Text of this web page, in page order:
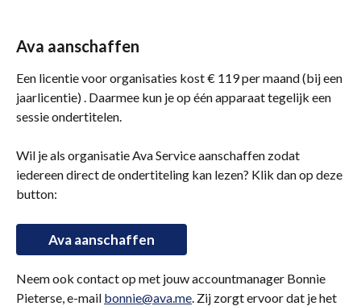
Ava aanschaffen
Een licentie voor organisaties kost € 119 per maand (bij een
jaarlicentie) . Daarmee kun je op één apparaat tegelijk een
sessie ondertitelen.
Wil je als organisatie Ava Service aanschaffen zodat
iedereen direct de ondertiteling kan lezen? Klik dan op deze
button:
Ava aanschaffen
Neem ook contact op met jouw accountmanager Bonnie
Pieterse, e-mail bonnie@ava.me . Zij zorgt ervoor dat je het